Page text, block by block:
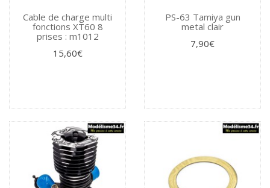
Cable de charge multi
fonctions XT60 8
prises : m1012
15,60€
PS-63 Tamiya gun
metal clair
7,90€